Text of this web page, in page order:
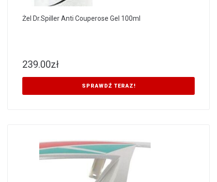
Żel Dr.Spiller Anti Couperose Gel 100ml
239.00zł
SPRAWDŹ TERAZ!